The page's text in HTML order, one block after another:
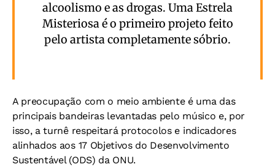
alcoolismo e as drogas. Uma Estrela
Misteriosa é o primeiro projeto feito
pelo artista completamente sóbrio.
A preocupação com o meio ambiente é uma das
principais bandeiras levantadas pelo músico e, por
isso, a turnê respeitará protocolos e indicadores
alinhados aos 17 Objetivos do Desenvolvimento
Sustentável (ODS) da ONU.